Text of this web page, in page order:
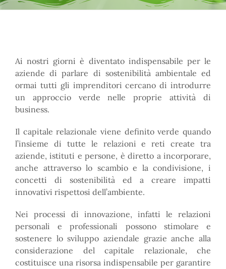
Ai nostri giorni è diventato indispensabile per le
aziende di parlare di sostenibilità ambientale ed
ormai tutti gli imprenditori cercano di introdurre
un approccio verde nelle proprie attività di
business.
Il capitale relazionale viene definito verde quando
l’insieme di tutte le relazioni e reti create tra
aziende, istituti e persone, è diretto a incorporare,
anche attraverso lo scambio e la condivisione, i
concetti di sostenibilità ed a creare impatti
innovativi rispettosi dell’ambiente.
Nei processi di innovazione, infatti le relazioni
personali e professionali possono stimolare e
sostenere lo sviluppo aziendale grazie anche alla
considerazione del capitale relazionale, che
costituisce una risorsa indispensabile per garantire